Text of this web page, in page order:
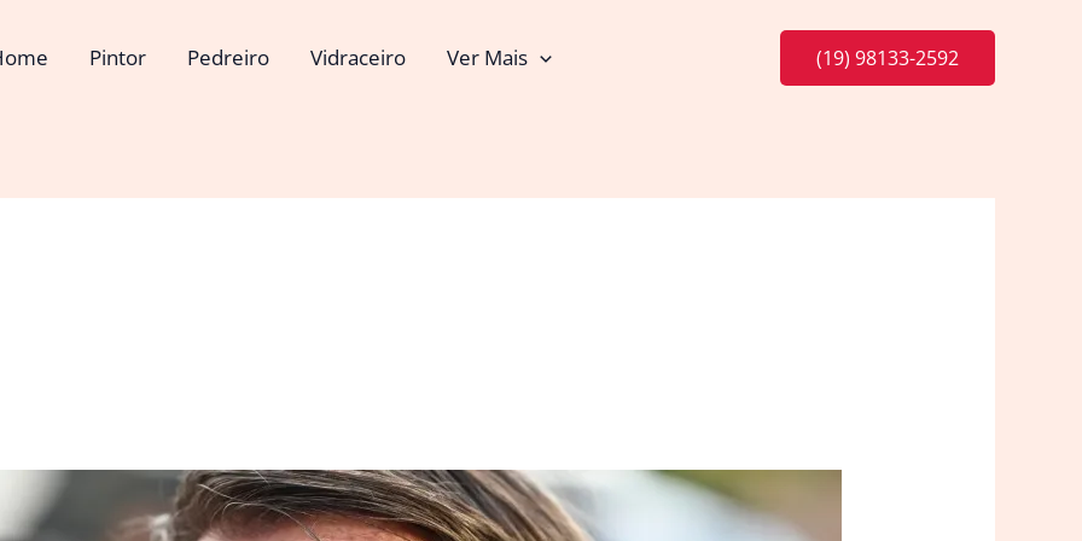
Pintor Pedreiro Vidraceiro Ver Mais (19) 98133-2592